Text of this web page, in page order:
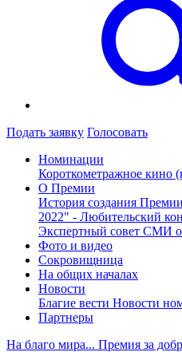
Подать заявку Голосовать
Номинации
Короткометражное кино
О Премии
История создания Премии
2022" - Любительский
Экспертный совет СМИ о
Фото и видео
Сокровищница
На общих началах
Новости
Благие вести Новости
Партнеры
На благо мира... Премия за